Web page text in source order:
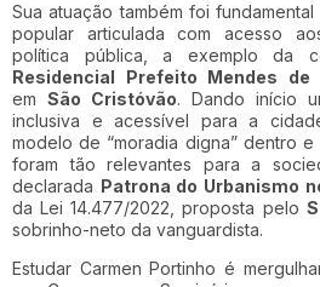
Sua atuação também foi
popular articulada com acesso
política pública, a exemplo da
Residencial Prefeito Mendes de
em São Cristóvão. Dando início
inclusiva e acessível para a
modelo de “moradia digna” dentro
foram tão relevantes para a
declarada Patrona do Urbanismo
da Lei 14.477/2022, proposta pelo
sobrinho-neto da vanguardista.
Estudar Carmen Portinho é